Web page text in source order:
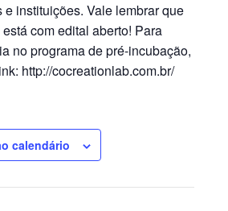
e instituições. Vale lembrar que
com edital aberto! Para
no programa de pré-incubação,
http://cocreationlab.com.br/
calendário